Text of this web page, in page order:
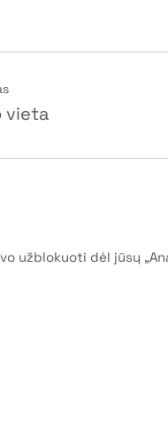
vieta
užblokuoti dėl jūsų